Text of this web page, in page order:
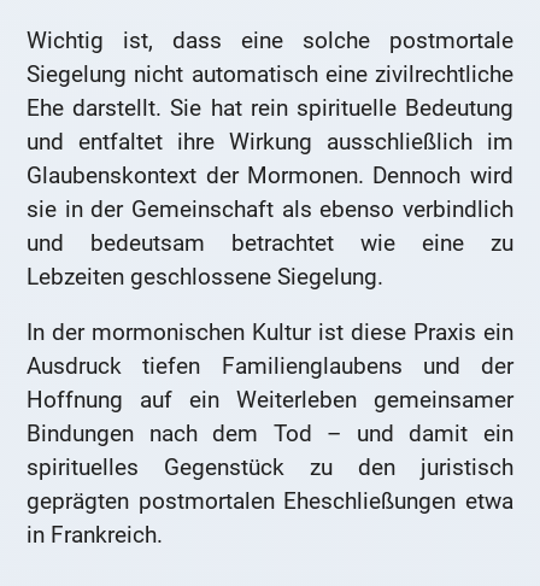
Wichtig ist, dass eine solche postmortale
Siegelung nicht automatisch eine zivilrechtliche
Ehe darstellt. Sie hat rein spirituelle Bedeutung
und entfaltet ihre Wirkung ausschließlich im
Glaubenskontext der Mormonen. Dennoch wird
sie in der Gemeinschaft als ebenso verbindlich
und bedeutsam betrachtet wie eine zu
Lebzeiten geschlossene Siegelung.
In der mormonischen Kultur ist diese Praxis ein
Ausdruck tiefen Familienglaubens und der
Hoffnung auf ein Weiterleben gemeinsamer
Bindungen nach dem Tod – und damit ein
spirituelles Gegenstück zu den juristisch
geprägten postmortalen Eheschließungen etwa
in Frankreich.